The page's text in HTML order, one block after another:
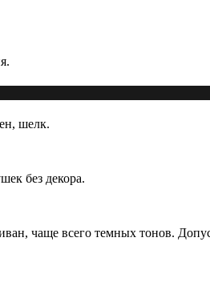
шелк.
без декора.
чаще всего темных тонов.